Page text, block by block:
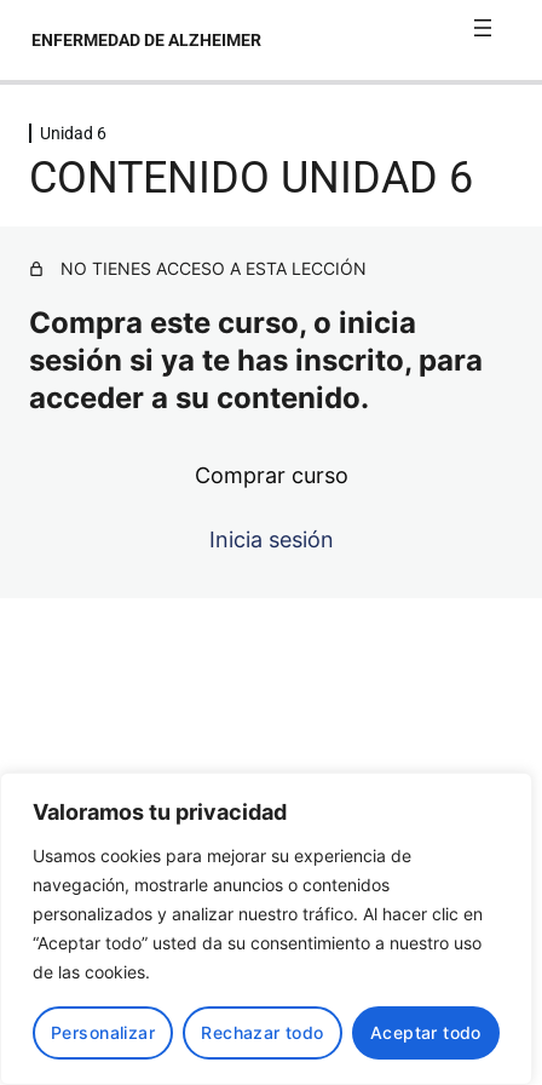
Valoramos tu privacidad
Usamos cookies para mejorar su experiencia de
navegación, mostrarle anuncios o contenidos
personalizados y analizar nuestro tráfico. Al hacer clic en
“Aceptar todo” usted da su consentimiento a nuestro uso
de las cookies.
Personalizar Rechazar todo Aceptar todo
ENFERMEDAD DE ALZHEIMER
Unidad 1
Unidad 3
Unidad 4
Unidad 5
CONTENIDO UNIDAD 6
Unidad 10
Unidad 6
CONTENIDO UNIDAD 6
NO TIENES ACCESO A ESTA LECCIÓN
Compra este curso, o inicia
sesión si ya te has inscrito, para
acceder a su contenido.
Comprar curso
Inicia sesión